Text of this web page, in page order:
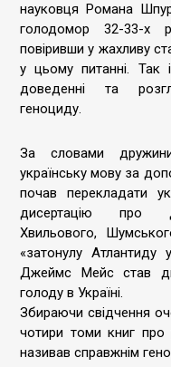
науковця Романа
голодомор 32-33-х
повіривши у жахливу
у цьому питанні.
доведенні та
геноциду.
За словами
українську мову за
почав перекладати
дисертацію про
Хвильового,
«затонулу Атлантиду
Джеймс Мейс став
голоду в Україні.
Збираючи свідчення
чотири томи книг про
називав справжнім